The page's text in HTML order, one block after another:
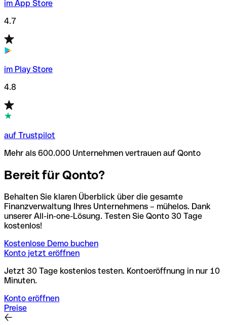
im App Store
4.7
im Play Store
4.8
auf Trustpilot
Mehr als 600.000 Unternehmen vertrauen auf Qonto
Bereit für Qonto?
Behalten Sie klaren Überblick über die gesamte
Finanzverwaltung Ihres Unternehmens – mühelos. Dank
unserer All-in-one-Lösung. Testen Sie Qonto 30 Tage
kostenlos!
Kostenlose Demo buchen
Konto jetzt eröffnen
Jetzt 30 Tage kostenlos testen. Kontoeröffnung in nur 10
Minuten.
Konto eröffnen
Preise